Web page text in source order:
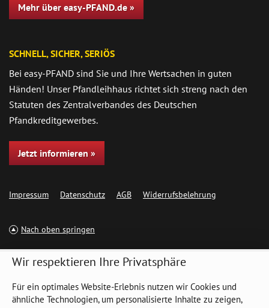
Mehr über easy-PFAND.de »
SCHNELL, SICHER, SERIÖS
Bei easy-PFAND sind Sie und Ihre Wertsachen in guten
Händen! Unser Pfandleihhaus richtet sich streng nach den
Statuten des Zentralverbandes des Deutschen
Pfandkreditgewerbes.
Jetzt informieren »
Impressum Datenschutz AGB Widerrufsbelehrung
Nach oben springen
Wir respektieren Ihre Privatsphäre
Für ein optimales Website-Erlebnis nutzen wir Cookies und
ähnliche Technologien, um personalisierte Inhalte zu zeigen,